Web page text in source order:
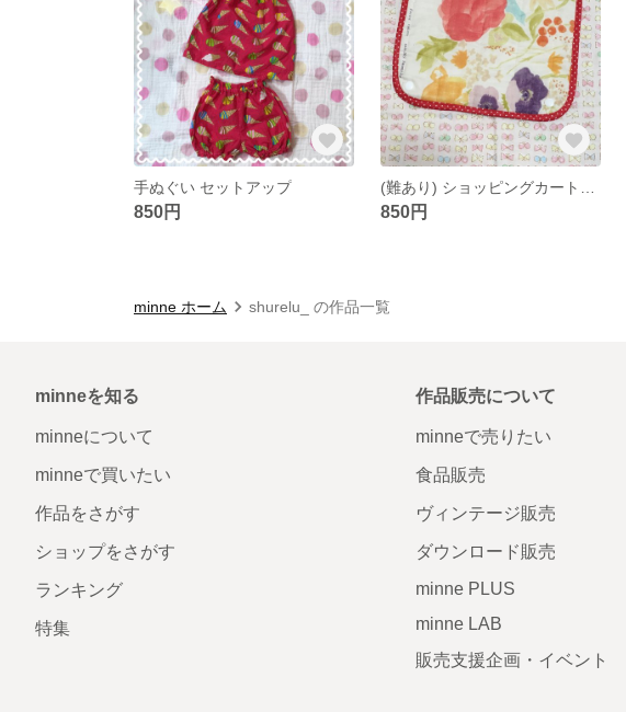
手ぬぐい セットアップ
850円 850円
minne ホーム shurelu_ の作品一覧
minneを知る
minneについて
minneで買いたい
作品をさがす
ショップをさがす
ランキング
特集
作品販売について
minneで売りたい
食品販売
ヴィンテージ販売
ダウンロード販売
minne PLUS
minne LAB
販売支援企画・イベント